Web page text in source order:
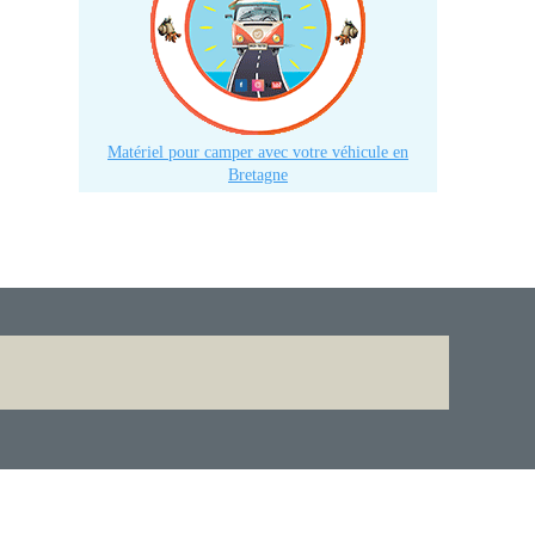
Matériel pour camper avec votre véhicule en
Bretagne